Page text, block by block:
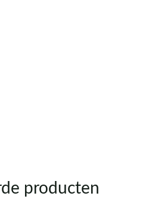
producten